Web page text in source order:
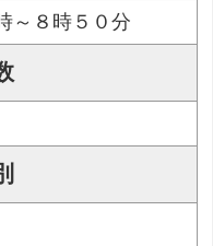
～８時５０分